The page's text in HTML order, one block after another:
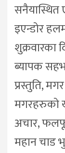
सनैयास्थित
इएन्डोर
शुक्रवारका
ब्यापक
प्रस्तुति,
मगरहरुको
अचार,
महान चाड